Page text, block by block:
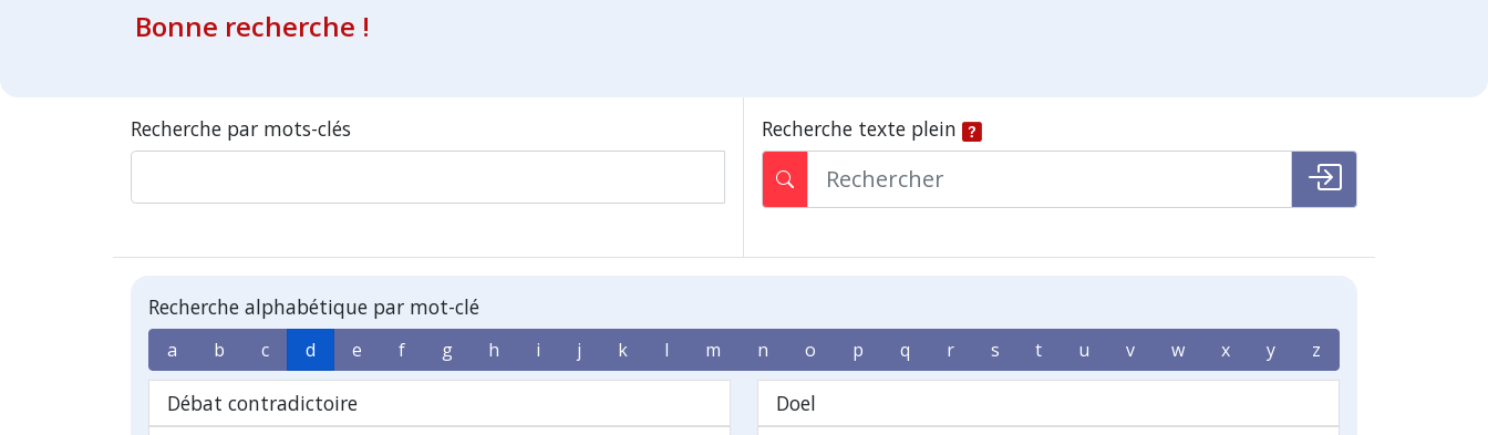
Bonne recherche !
Recherche par mots-clés Recherche texte plein
Recherche alphabétique par mot-clé
a b c d e f g h i j k l m n o p q r s t u v w x y z
Débat contradictoire
Doel